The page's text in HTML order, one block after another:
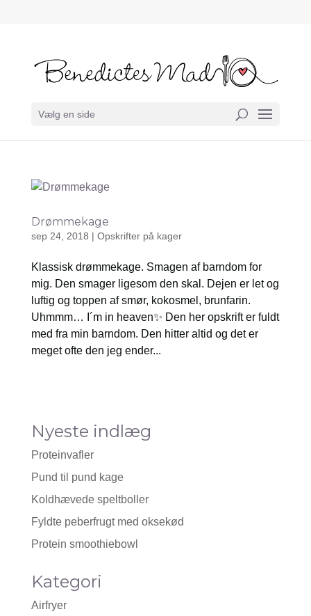
Vælg en side
Drømmekage
sep 24, 2018 | Opskrifter på kager
Klassisk drømmekage. Smagen af barndom for
mig. Den smager ligesom den skal. Dejen er let og
luftig og toppen af smør, kokosmel, brunfarin.
Uhmmm… I´m in heaven✨ Den her opskrift er fuldt
med fra min barndom. Den hitter altid og det er
meget ofte den jeg ender...
Nyeste indlæg
Proteinvafler
Pund til pund kage
Koldhævede speltboller
Fyldte peberfrugt med oksekød
Protein smoothiebowl
Kategori
Airfryer